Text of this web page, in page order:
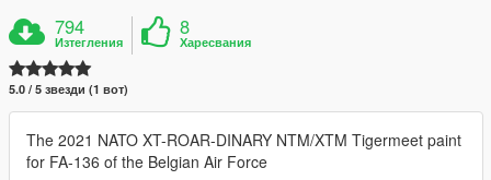
794
Изтегления
8
Харесвания
5.0 / 5 звезди (1 вот)
The 2021 NATO XT-ROAR-DINARY NTM/XTM Tigermeet paint
for FA-136 of the Belgian Air Force